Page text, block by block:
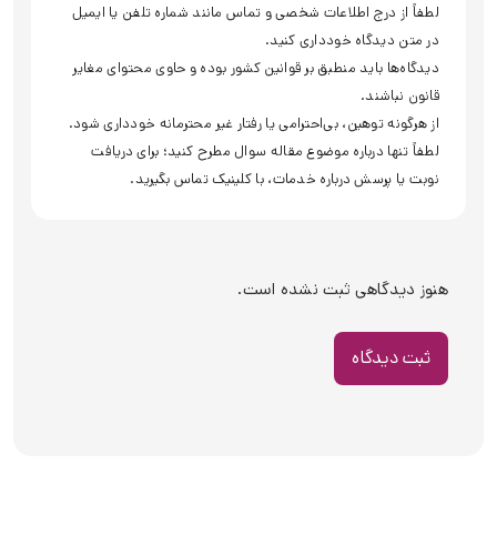
لطفاً از درج اطلاعات شخصی و تماس مانند شماره تلفن یا ایمیل
در متن دیدگاه خودداری کنید.
دیدگاه‌ها باید منطبق بر قوانین کشور بوده و حاوی محتوای مغایر
قانون نباشند.
از هرگونه توهین، بی‌احترامی یا رفتار غیر محترمانه خودداری شود.
لطفاً تنها درباره موضوع مقاله سوال مطرح کنید؛ برای دریافت
نوبت یا پرسش درباره خدمات، با کلینیک تماس بگیرید.
هنوز دیدگاهی ثبت نشده است.
ثبت دیدگاه